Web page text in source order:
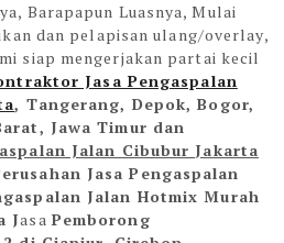
Barapapun Luasnya, Mulai
dan pelapisan ulang/overlay,
siap mengerjakan partai kecil
Jasa Pengaspalan
, Tangerang, Depok, Bogor,
Jawa Timur dan
Jalan Cibubur Jakarta
Jasa Pengaspalan
Jalan Hotmix Murah
Jasa Pemborong